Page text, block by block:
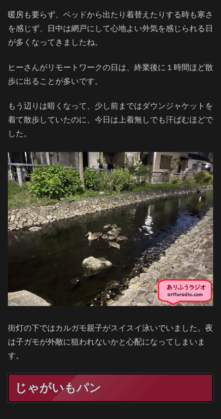
暖房も要らず、ベッドから出たり着替えたりする時も寒さ
を感じず、日中は網戸にして心地よい外気を感じられる日
が多くなってきましたね。
ヒーさんがリモートワークの日は、終業後に１時間ほど散
歩に出ることが多いです。
もう辺りは暗くなって、少し前まではダウンジャケットを
着て散歩していたのに、今日は上着無しでも汗ばむほどで
した。
街灯の下ではカルガモ親子がスイスイ泳いでいました。夜
は子ガモが外敵に狙われないかと心配になってしまいま
す。
じゃがいもパン